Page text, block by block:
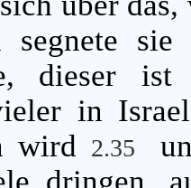
segnete
dieser
in
wird
2.35
dringen,